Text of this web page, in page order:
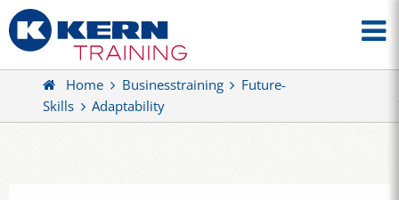
Home Businesstraining
Future-
Skills
Adaptability